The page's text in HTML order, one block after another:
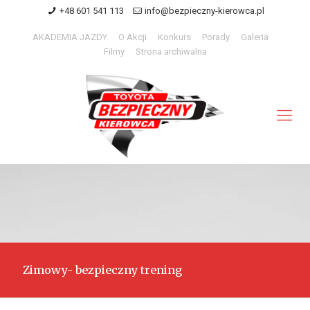
+48 601 541 113 info@bezpieczny-kierowca.pl
AKADEMIA JAZDY O Akcji Konkurs Porady
Galeria
Filmy
Strona archiwalna
Zimowy- bezpieczny trening